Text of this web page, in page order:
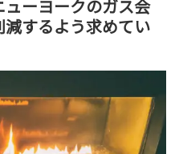
ューヨークのガス会
するよう求めてい